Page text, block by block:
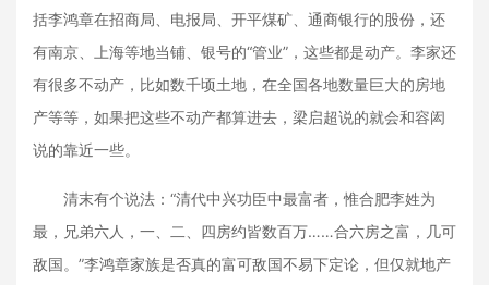
括李鸿章在招商局、电报局、开平煤矿、通商银行的股份，还
有南京、上海等地当铺、银号的“管业”，这些都是动产。李家还
有很多不动产，比如数千顷土地，在全国各地数量巨大的房地
产等等，如果把这些不动产都算进去，梁启超说的就会和容闳
说的靠近一些。
清末有个说法：“清代中兴功臣中最富者，惟合肥李姓为
最，兄弟六人，一、二、四房约皆数百万……合六房之富，几可
敌国。”李鸿章家族是否真的富可敌国不易下定论，但仅就地产